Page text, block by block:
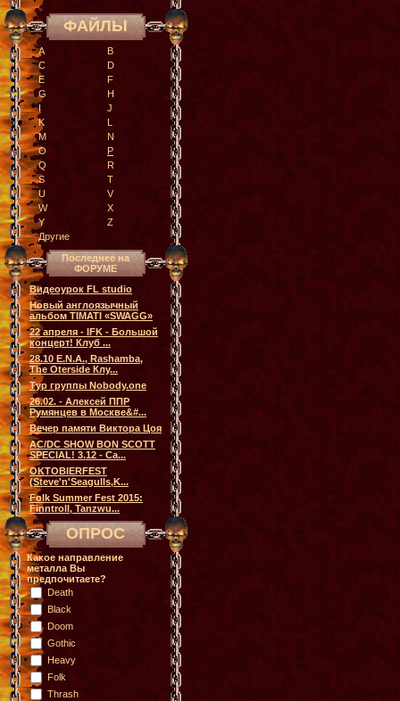
ФАЙЛЫ
A
B
C
D
E
F
G
H
I
J
K
L
M
N
O
P
Q
R
S
T
U
V
W
X
Y
Z
Другие
Последнее на
ФОРУМЕ
Видеоурок FL studio
Новый англоязычный
альбом TIMATI «SWAGG»
22 апреля - IFK - Большой
концерт! Клуб ...
28.10 E.N.A., Rashamba,
The Oterside Клу...
Тур группы Nobody.one
26.02. - Алексей ППР
Румянцев в Москве&#...
Вечер памяти Виктора Цоя
AC/DC SHOW BON SCOTT
SPECIAL! 3.12 - Са...
OKTOBIERFEST
(Steve'n'Seagulls,K...
Folk Summer Fest 2015:
Finntroll, Tanzwu...
ОПРОС
Какое направление
металла Вы
предпочитаете?
Death
Black
Doom
Gothic
Heavy
Folk
Thrash